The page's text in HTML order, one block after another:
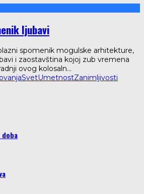
ljubavi
spomenik mogulske arhitekture,
i zaostavština kojoj zub vremena
ovog kolosaln...
SvetUmetnostZanimljivosti